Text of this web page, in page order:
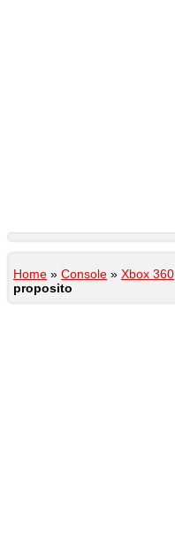
Home » Console » Xbox 360
proposito